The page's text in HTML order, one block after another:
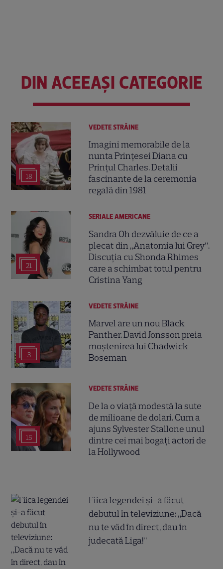
DIN ACEEAȘI CATEGORIE
18
VEDETE STRĂINE
Imagini memorabile de la
nunta Prințesei Diana cu
Prințul Charles. Detalii
fascinante de la ceremonia
regală din 1981
21
SERIALE AMERICANE
Sandra Oh dezvăluie de ce a
plecat din „Anatomia lui Grey”.
Discuția cu Shonda Rhimes
care a schimbat totul pentru
Cristina Yang
3
VEDETE STRĂINE
Marvel are un nou Black
Panther. David Jonsson preia
moștenirea lui Chadwick
Boseman
15
VEDETE STRĂINE
De la o viață modestă la sute
de milioane de dolari. Cum a
ajuns Sylvester Stallone unul
dintre cei mai bogați actori de
la Hollywood
Fiica legendei și-a făcut
debutul în televiziune: „Dacă
nu te văd în direct, dau în
judecată Liga!”